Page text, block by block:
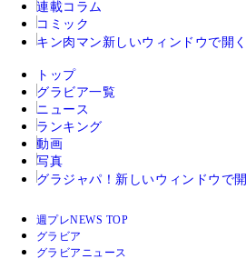
連載コラム
コミック
キン肉マン 新しいウィンドウで開く
トップ
グラビア一覧
ニュース
ランキング
動画
写真
グラジャパ！ 新しいウィンドウで開
週プレNEWS TOP
グラビア
グラビアニュース